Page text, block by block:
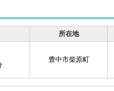
所在地
豊中市柴原町